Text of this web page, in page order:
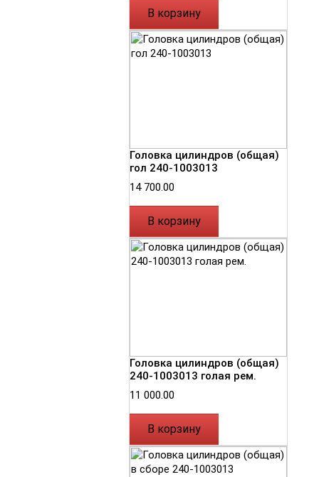
В корзину
Головка цилиндров (общая)
гол 240-1003013
14 700.00
В корзину
Головка цилиндров (общая)
240-1003013 голая рем.
11 000.00
В корзину